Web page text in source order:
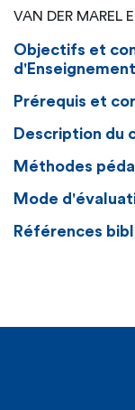
VAN DER MAREL
Objectifs et
Prérequis et
Description du
Méthodes
Mode
Références